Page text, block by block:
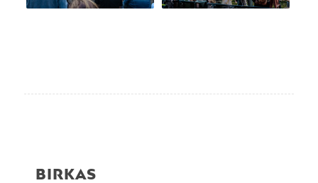
BIRKAS